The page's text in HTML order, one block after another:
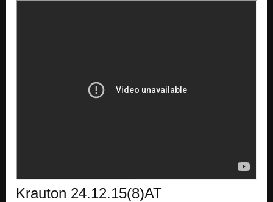
Krauton 24.12.15(8)AT